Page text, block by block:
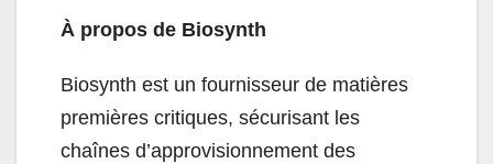
À propos de Biosynth
Biosynth est un fournisseur de matières
premières critiques, sécurisant les
chaînes d’approvisionnement des